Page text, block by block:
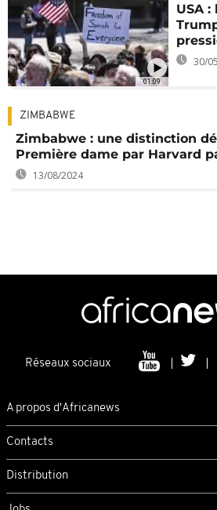
01:09
USA
30/
ZIMBABWE
Zimbabwe : une distinction
Première dame par Harvard
13/08/2024
Réseaux sociaux
A propos d'Africanews
Contacts
Distribution